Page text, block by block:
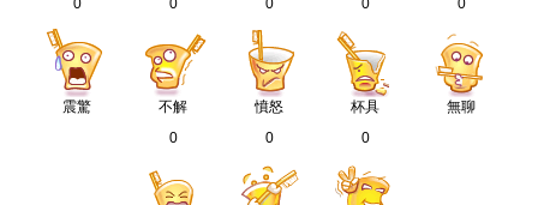
0
震驚
0
不解
0
憤怒
0
杯具
0
無聊
0
0 0